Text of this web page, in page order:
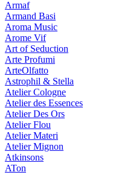
Armaf
Armand Basi
Aroma Music
Arome Vif
Art of Seduction
Arte Profumi
ArteOlfatto
Astrophil & Stella
Atelier Cologne
Atelier des Essences
Atelier Des Ors
Atelier Flou
Atelier Materi
Atelier Mignon
Atkinsons
ATon